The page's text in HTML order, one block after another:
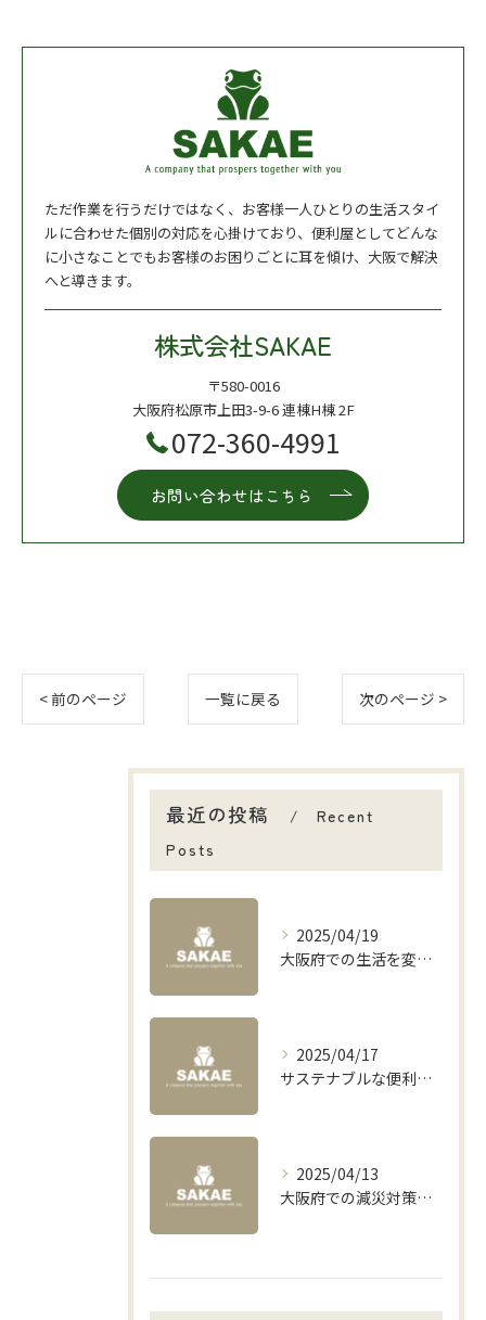
ただ作業を行うだけではなく、お客様一人ひとりの生活スタイ
ルに合わせた個別の対応を心掛けており、便利屋としてどんな
に小さなことでもお客様のお困りごとに耳を傾け、大阪で解決
へと導きます。
株式会社SAKAE
〒580-0016
大阪府松原市上田3-9-6 連棟H棟 2F
072-360-4991
お問い合わせはこちら
< 前のページ 一覧に戻る 次のページ >
最近の投稿
Recent
Posts
2025/04/19
大阪府での生活を変える！便利屋との年間契約の魅力とは？
2025/04/17
サステナブルな便利屋サービスで大阪府の未来を創る
2025/04/13
大阪府での減災対策を支援する便利屋の役割とは？